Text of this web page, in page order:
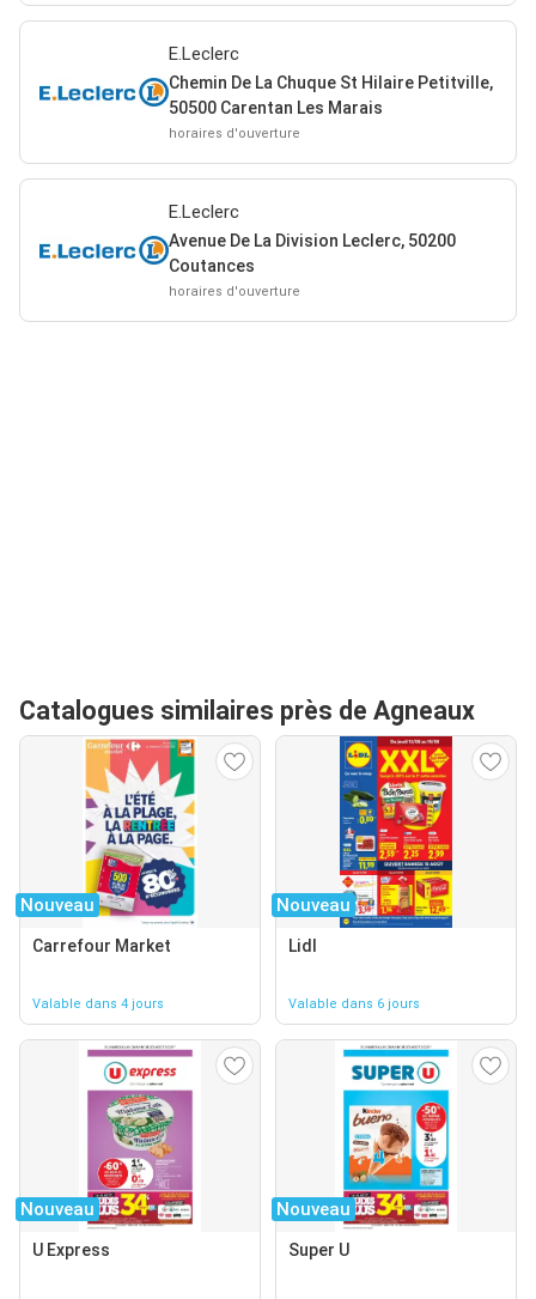
E.Leclerc
Chemin De La Chuque St Hilaire Petitville,
50500 Carentan Les Marais
horaires d'ouverture
E.Leclerc
Avenue De La Division Leclerc, 50200
Coutances
horaires d'ouverture
Catalogues similaires près de Agneaux
Nouveau
Carrefour Market
Valable dans 4 jours
Nouveau
Lidl
Valable dans 6 jours
Nouveau
U Express
Nouveau
Super U